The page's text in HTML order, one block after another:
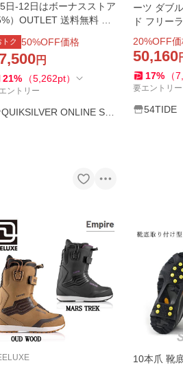
5日-12日はボーナスストア
）OUTLET 送料無料 DC
ーシー シューズ PHASE
PRO スキー スノボー
ーボード ブーツ ウィン
スポーツ
トク 50%OFF価格
円
21% （5,262pt）
ントリー
QUIKSILVER ONLINE ST
ーツ ダブ
ド フリー
20%OFF
50,160
17% （
要エントリー
54TIDE
10本爪 靴